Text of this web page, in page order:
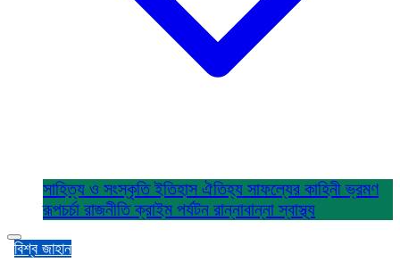
সাহিত্য ও সংস্কৃতিইতিহাস ঐতিহ্য সাফল্যের কাহিনীভ্রমণ
রূপচর্চা রাজনীতিক্রাইম পর্যটন রান্নাবান্নাস্বাস্থ্য
বিশ্ব জাহান